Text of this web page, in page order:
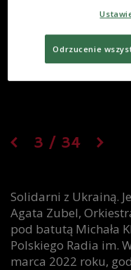
3 / 34
Solidarni z Ukrainą.
Agata Zubel,
pod batutą Michała
Polskiego Radia im.
marca 2022 roku,
Odrzucenie